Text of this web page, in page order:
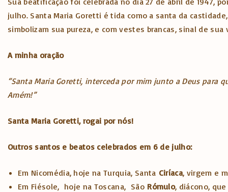
julho. Santa Maria Goretti é tida como a santa da
simbolizam sua pureza, e com vestes brancas, sinal de sua
A minha oração
“Santa Maria Goretti, interceda por mim junto a Deus para
Amém!”
Santa Maria Goretti, rogai por nós!
Outros santos e beatos celebrados em 6 de julho:
Em Nicomédia, hoje na Turquia, Santa Ciríaca, virgem e
Em Fiésole, hoje na Toscana, São Rómulo, diácono,